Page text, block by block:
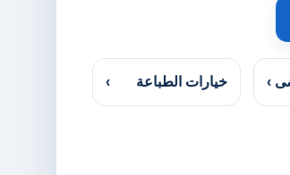
› خيارات الطباعة ›